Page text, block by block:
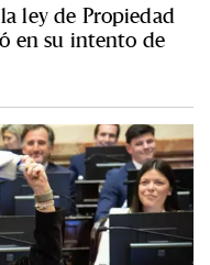
ley de Propiedad
en su intento de